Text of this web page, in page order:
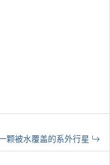
颗被水覆盖的系外行星